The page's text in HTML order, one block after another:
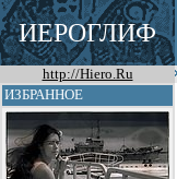
ИЕРОГЛИФ
http://Hiero.Ru
ИЗБРАННОЕ